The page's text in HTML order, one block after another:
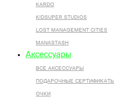
KARDO
KIDSUPER STUDIOS
LOST MANAGEMENT CITIES
MANASTASH
Аксессуары
ВСЕ AКСЕССУАРЫ
ПОДАРОЧНЫЕ СЕРТИФИКАТЫ
ОЧКИ